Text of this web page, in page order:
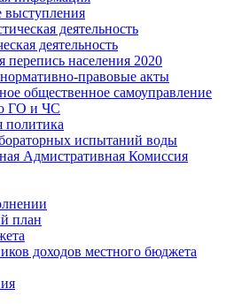
деятельность
деятельность
перепись населения 2020
правовые акты
общественное самоуправление
ГО и ЧС
политика
испытаний воды
Адмистративная Комиссия
план
доходов местного бюджета